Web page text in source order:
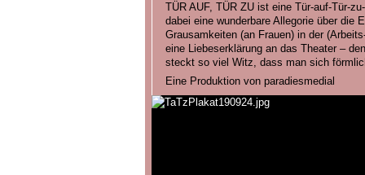
TÜR AUF, TÜR ZU ist eine Tür-auf-Tür-
dabei eine wunderbare Allegorie über die
Grausamkeiten (an Frauen) in der
eine Liebeserklärung an das Theater –
steckt so viel Witz, dass man sich
Eine Produktion von paradiesmedial